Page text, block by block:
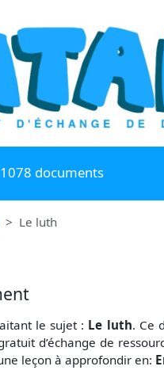
documents
Le luth
le sujet : Le luth. Ce
d’échange de
leçon à approfondir en: